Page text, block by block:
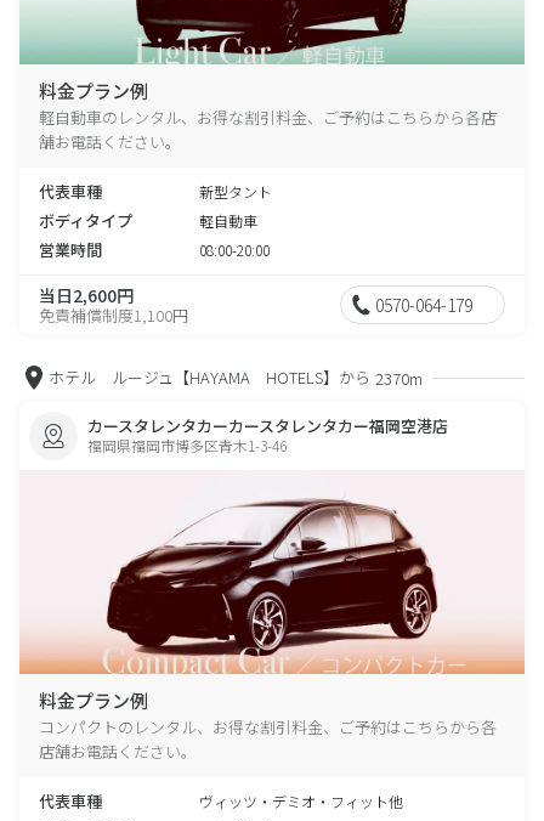
料金プラン例
軽自動車のレンタル、お得な割引料金、ご予約はこちらから各店
舗お電話ください。
代表車種 新型タント
ボディタイプ 軽自動車
営業時間 08:00-20:00
当日2,600円
免責補償制度1,100円 0570-064-179
ホテル ルージュ【HAYAMA HOTELS】から 2370m
カースタレンタカーカースタレンタカー福岡空港店
福岡県福岡市博多区青木1-3-46
料金プラン例
コンパクトのレンタル、お得な割引料金、ご予約はこちらから各
店舗お電話ください。
代表車種 ヴィッツ・デミオ・フィット他